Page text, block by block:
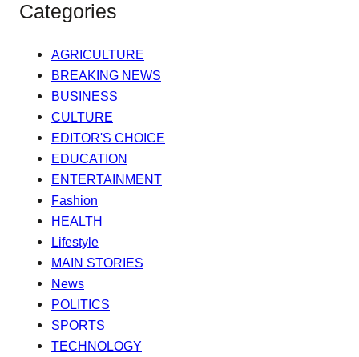
Categories
AGRICULTURE
BREAKING NEWS
BUSINESS
CULTURE
EDITOR'S CHOICE
EDUCATION
ENTERTAINMENT
Fashion
HEALTH
Lifestyle
MAIN STORIES
News
POLITICS
SPORTS
TECHNOLOGY